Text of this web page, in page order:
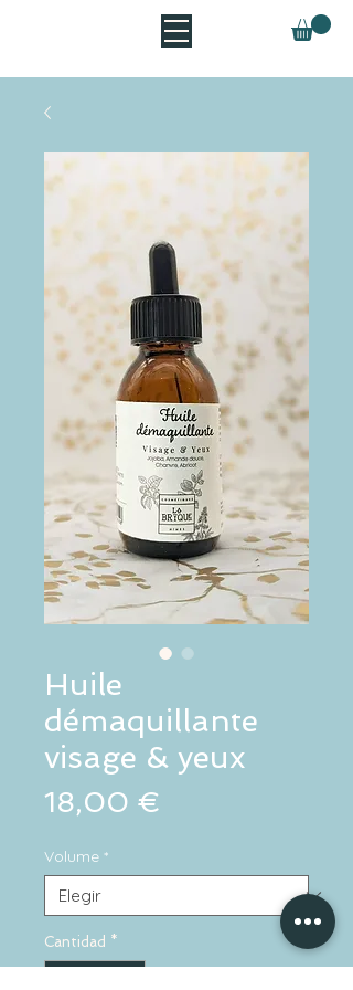
Huile
démaquillante
visage & yeux
18,00 €
Volume *
Cantidad *